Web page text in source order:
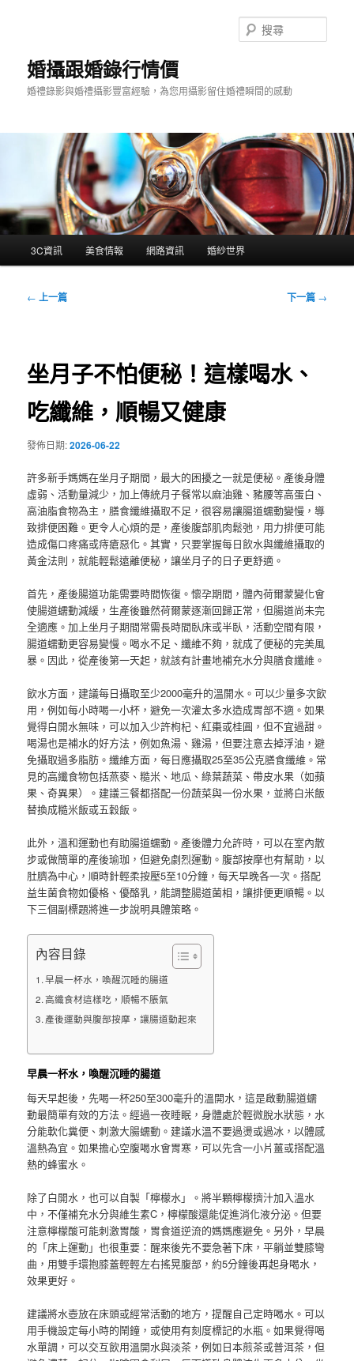
婚攝跟婚錄行情價
婚禮錄影與婚禮攝影豐富經驗，為您用攝影留住婚禮瞬間的感動
尋
3C資訊 美食情報 網路資訊 婚紗世界
文
← 上一篇 下一篇 →
坐月子不怕便秘！這樣喝水、
吃纖維，順暢又健康
發佈日期:2026-06-22
許多新手媽媽在坐月子期間，最大的困擾之一就是便秘。產後身體
虛弱、活動量減少，加上傳統月子餐常以麻油雞、豬腰等高蛋白、
高油脂食物為主，膳食纖維攝取不足，很容易讓腸道蠕動變慢，導
致排便困難。更令人心煩的是，產後腹部肌肉鬆弛，用力排便可能
造成傷口疼痛或痔瘡惡化。其實，只要掌握每日飲水與纖維攝取的
黃金法則，就能輕鬆遠離便秘，讓坐月子的日子更舒適。
首先，產後腸道功能需要時間恢復。懷孕期間，體內荷爾蒙變化會
使腸道蠕動減緩，生產後雖然荷爾蒙逐漸回歸正常，但腸道尚未完
全適應。加上坐月子期間常需長時間臥床或半臥，活動空間有限，
腸道蠕動更容易變慢。喝水不足、纖維不夠，就成了便秘的完美風
暴。因此，從產後第一天起，就該有計畫地補充水分與膳食纖維。
飲水方面，建議每日攝取至少2000毫升的溫開水。可以少量多次飲
用，例如每小時喝一小杯，避免一次灌太多水造成胃部不適。如果
覺得白開水無味，可以加入少許枸杞、紅棗或桂圓，但不宜過甜。
喝湯也是補水的好方法，例如魚湯、雞湯，但要注意去掉浮油，避
免攝取過多脂肪。纖維方面，每日應攝取25至35公克膳食纖維。常
見的高纖食物包括燕麥、糙米、地瓜、綠葉蔬菜、帶皮水果（如蘋
果、奇異果）。建議三餐都搭配一份蔬菜與一份水果，並將白米飯
替換成糙米飯或五穀飯。
此外，溫和運動也有助腸道蠕動。產後體力允許時，可以在室內散
步或做簡單的產後瑜珈，但避免劇烈運動。腹部按摩也有幫助，以
肚臍為中心，順時針輕柔按壓5至10分鐘，每天早晚各一次。搭配
益生菌食物如優格、優酪乳，能調整腸道菌相，讓排便更順暢。以
下三個副標題將進一步說明具體策略。
內容目錄
早晨一杯水，喚醒沉睡的腸道
高纖食材這樣吃，順暢不脹氣
產後運動與腹部按摩，讓腸道動起來
早晨一杯水，喚醒沉睡的腸道
每天早起後，先喝一杯250至300毫升的溫開水，這是啟動腸道蠕
動最簡單有效的方法。經過一夜睡眠，身體處於輕微脫水狀態，水
分能軟化糞便、刺激大腸蠕動。建議水溫不要過燙或過冰，以體感
溫熱為宜。如果擔心空腹喝水會胃寒，可以先含一小片薑或搭配溫
熱的蜂蜜水。
除了白開水，也可以自製「檸檬水」。將半顆檸檬擠汁加入溫水
中，不僅補充水分與維生素C，檸檬酸還能促進消化液分泌。但要
注意檸檬酸可能刺激胃酸，胃食道逆流的媽媽應避免。另外，早晨
的「床上運動」也很重要：醒來後先不要急著下床，平躺並雙膝彎
曲，用雙手環抱膝蓋輕輕左右搖晃腹部，約5分鐘後再起身喝水，
效果更好。
建議將水壺放在床頭或經常活動的地方，提醒自己定時喝水。可以
用手機設定每小時的鬧鐘，或使用有刻度標記的水瓶。如果覺得喝
水單調，可以交互飲用溫開水與淡茶，例如日本煎茶或普洱茶，但